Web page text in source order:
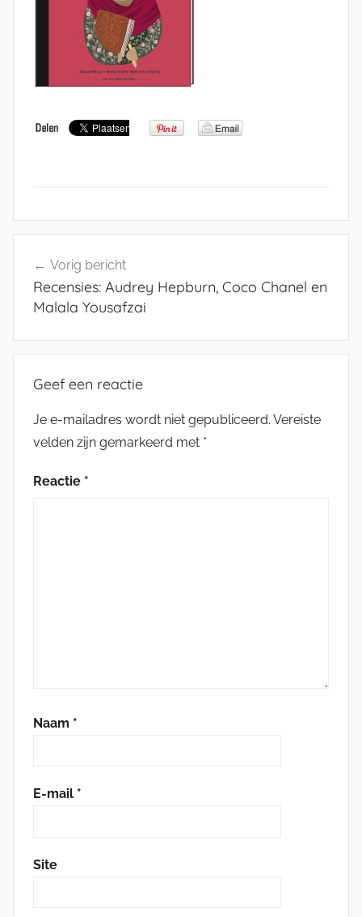
navigatie
Vorig bericht
Recensies: Audrey Hepburn, Coco Chanel en
Malala Yousafzai
Geef een reactie
Je e-mailadres wordt niet gepubliceerd. Vereiste
velden zijn gemarkeerd met *
Reactie *
Naam *
E-mail *
Site